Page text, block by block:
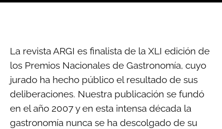
La revista ARGI es finalista de la XLI edición de
los Premios Nacionales de Gastronomía, cuyo
jurado ha hecho público el resultado de sus
deliberaciones. Nuestra publicación se fundó
en el año 2007 y en esta intensa década la
gastronomía nunca se ha descolgado de su